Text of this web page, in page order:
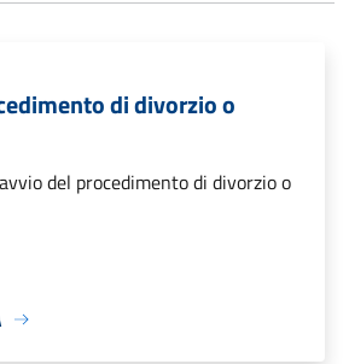
di divorzio o
del procedimento di divorzio o